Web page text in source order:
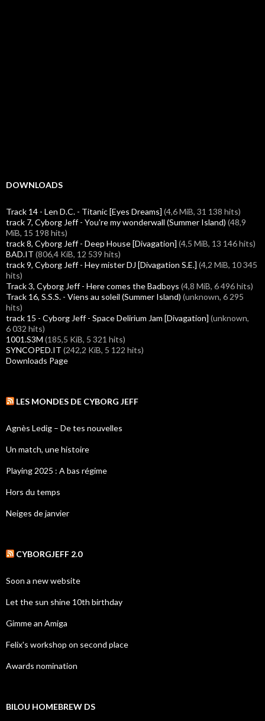
DOWNLOADS
Track 14 - Len D.C. - Titanic [Eyes Dreams] (4,6 MiB, 31 138 hits)
track 7, Cyborg Jeff - You're my wonderwall (Summer Island) (48,9
MiB, 15 198 hits)
track 8, Cyborg Jeff - Deep House [Divagation] (4,5 MiB, 13 146 hits)
BAD.IT (806,4 KiB, 12 539 hits)
track 9, Cyborg Jeff - Hey mister DJ [Divagation S.E.] (4,2 MiB, 10 345
hits)
Track 3, Cyborg Jeff - Here comes the Badboys (4,8 MiB, 6 496 hits)
Track 16, S.S.S. - Viens au soleil (Summer Island) (unknown, 6 295
hits)
track 15 - Cyborg Jeff - Space Delirium Jam [Divagation] (unknown,
6 032 hits)
1001.S3M (185,5 KiB, 5 321 hits)
SYNCOPED.IT (242,2 KiB, 5 122 hits)
Downloads Page
LES MONDES DE CYBORG JEFF
Agnès Ledig – De tes nouvelles
Un match, une histoire
Playing 2025 : A bas régime
Hors du temps
Neiges de janvier
CYBORGJEFF 2.0
Soon a new website
Let the sun shine 10th birthday
Gimme an Amiga
Felix's workshop on second place
Awards nomination
BILOU HOMEBREW DS